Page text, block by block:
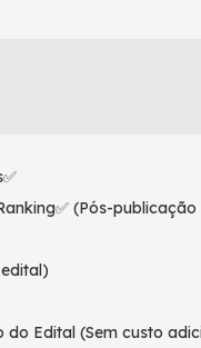
(Pós-publicação
Edital (Sem custo